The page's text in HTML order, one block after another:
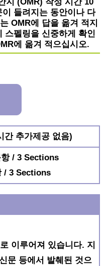
지 (OMR) 작성 시간 10
들려지는 동안이나 다
OMR에 답을 옮겨 적지
스펠링을 신중하게 확인
에 옮겨 적으십시오.
간 추가제공 없음)
/ 3 Sections
/ 3 Sections
이루어져 있습니다. 지
문 등에서 발췌된 것으